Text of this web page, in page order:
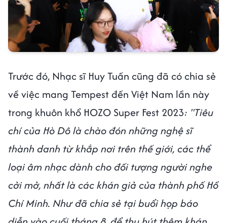
Trước đó, Nhạc sĩ Huy Tuấn cũng đã có chia sẻ
về việc mang Tempest đến Việt Nam lần này
trong khuôn khổ HOZO Super Fest 2023: "Tiêu
chí của Hò Dô là chào đón những nghệ sĩ
thành danh từ khắp nơi trên thế giới, các thể
loại âm nhạc dành cho đối tượng người nghe
cởi mở, nhất là các khán giả của thành phố Hồ
Chí Minh. Như đã chia sẻ tại buổi họp báo